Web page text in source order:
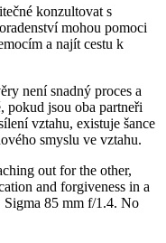
konzultovat s
mohou pomoci
a najít cestu k
není snadný proces a
pokud jsou oba partneři
vztahu, existuje šance
smyslu ve vztahu.